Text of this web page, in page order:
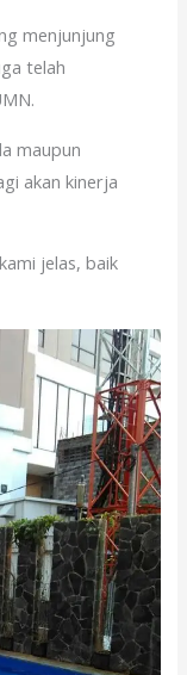
menjunjung
telah
maupun
akan kinerja
jelas, baik